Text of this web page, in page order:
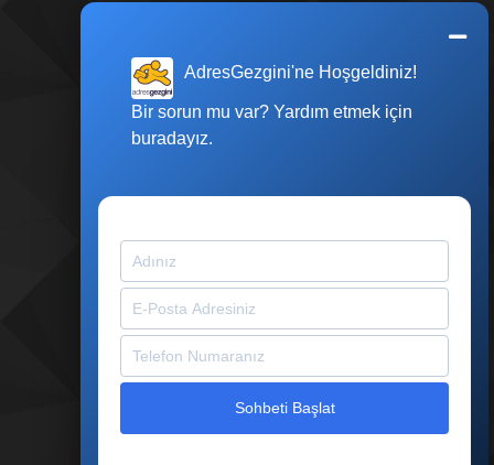
destek@adresgezgini.com